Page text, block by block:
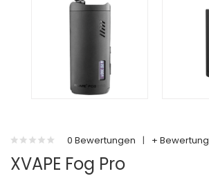
0 Bewertungen | + Bewertung
XVAPE Fog Pro